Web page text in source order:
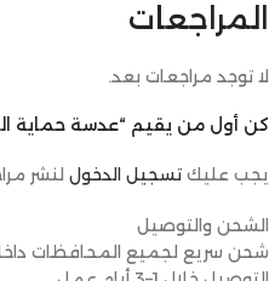
المراجعات
لا توجد مراجعات بعد.
كن أول من يقيم “عدسة حماية الكاميرا
يجب عليك تسجيل الدخول لنشر
الشحن والتوصيل
شحن سريع لجميع المحافظات